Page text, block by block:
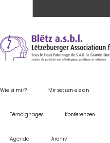
Wie si mir? Mir setzen eis an
Témoignages Konferenzen
Agenda Archiv